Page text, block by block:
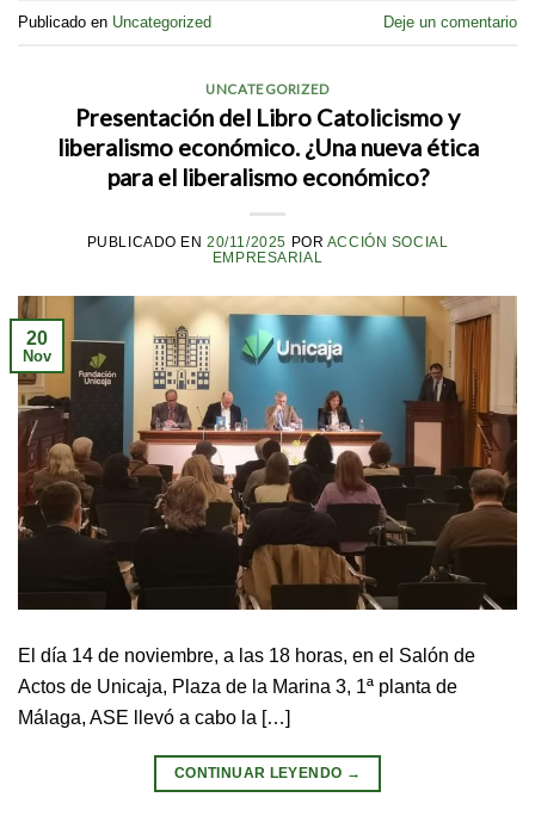
Publicado en Uncategorized Deje un comentario
UNCATEGORIZED
Presentación del Libro Catolicismo y
liberalismo económico. ¿Una nueva ética
para el liberalismo económico?
PUBLICADO EN20/11/2025 POR ACCIÓN SOCIAL
EMPRESARIAL
20
Nov
El día 14 de noviembre, a las 18 horas, en el Salón de
Actos de Unicaja, Plaza de la Marina 3, 1ª planta de
Málaga, ASE llevó a cabo la […]
CONTINUAR LEYENDO →